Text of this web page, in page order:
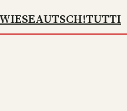
AUTSCH!TUTTI